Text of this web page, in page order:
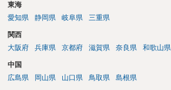
東海
愛知県
静岡県 岐阜県 三重県
関西
大阪府
兵庫県 京都府 滋賀県 奈良県 和歌山県
中国
広島県
岡山県 山口県 鳥取県 島根県